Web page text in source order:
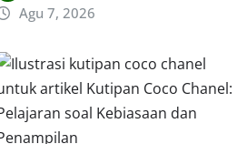
Agu 7, 2026